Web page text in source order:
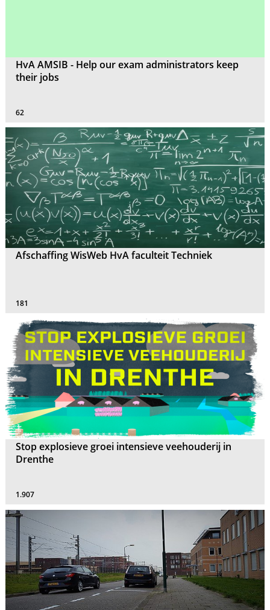
HvA AMSIB - Help our exam administrators keep
their jobs
62
Afschaffing WisWeb HvA faculteit Techniek
181
Stop explosieve groei intensieve veehouderij in
Drenthe
1.907